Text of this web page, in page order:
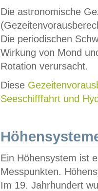
Die astronomische
Die periodischen
Wirkung von Mond
Rotation verursacht.
Diese
Seeschifffahrt und
Ein Höhensystem ist
Messpunkten.
Im 19. Jahrhundert